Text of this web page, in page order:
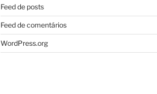
Feed de posts
Feed de comentários
WordPress.org